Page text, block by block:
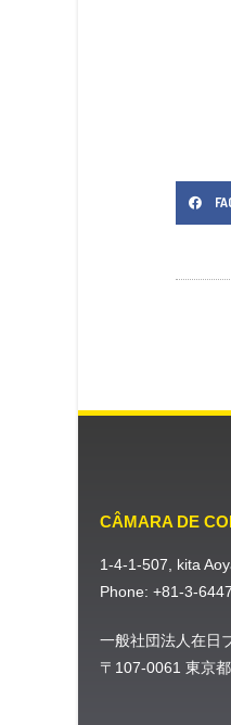
CÂMARA DE
1-4-1-507, kita
Phone: +81-3-
一般社団法人在日
〒107-0061 東京